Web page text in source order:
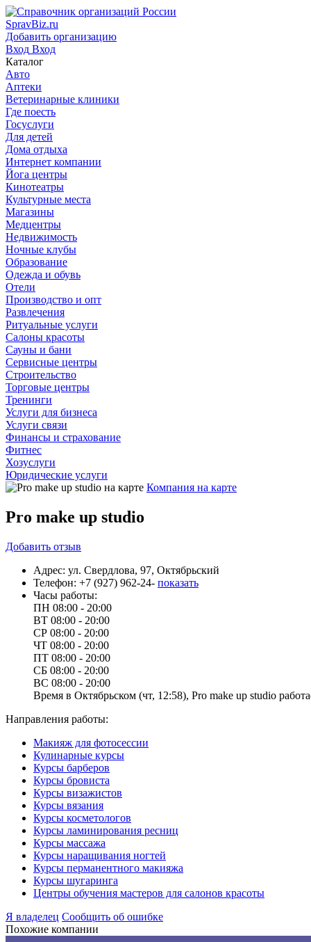
SpravBiz.ru
Добавить организацию
Вход Вход
Каталог
Авто
Аптеки
Ветеринарные клиники
Где поесть
Госуслуги
Для детей
Дома отдыха
Интернет компании
Йога центры
Кинотеатры
Культурные места
Магазины
Медцентры
Недвижимость
Ночные клубы
Образование
Одежда и обувь
Отели
Производство и опт
Развлечения
Ритуальные услуги
Салоны красоты
Сауны и бани
Сервисные центры
Строительство
Торговые центры
Тренинги
Услуги для бизнеса
Услуги связи
Финансы и страхование
Фитнес
Хозуслуги
Юридические услуги
Компания на карте
Pro make up studio
Добавить отзыв
Адрес: ул. Свердлова, 97, Октябрьский
Телефон: +7 (927) 962-24- показать
Часы работы:
ПН 08:00 - 20:00
ВТ 08:00 - 20:00
СР 08:00 - 20:00
ЧТ 08:00 - 20:00
ПТ 08:00 - 20:00
СБ 08:00 - 20:00
ВС 08:00 - 20:00
Время в Октябрьском (чт, 12:58), Pro make up studio
Направления работы:
Макияж для фотосессии
Кулинарные курсы
Курсы барберов
Курсы бровиста
Курсы визажистов
Курсы вязания
Курсы косметологов
Курсы ламинирования ресниц
Курсы массажа
Курсы наращивания ногтей
Курсы перманентного макияжа
Курсы шугаринга
Центры обучения мастеров для салонов красоты
Я владелец Сообщить об ошибке
Похожие компании